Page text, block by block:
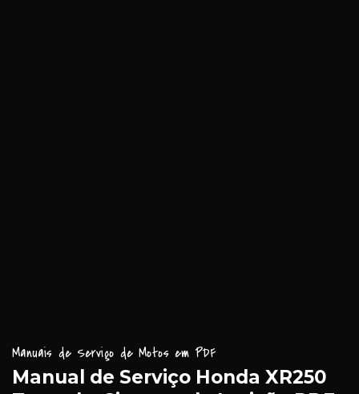
Manuais de Serviço de Motos em PDF
Manual de Serviço Honda XR250